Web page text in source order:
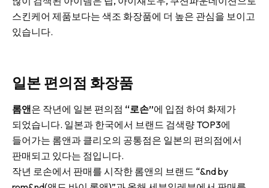
스킨케어 제품보다는 색조 화장품에 더 높은 관심을 보이고
있습니다.
일본 편의점 화장품
롬앤은 작년에 일본 편의점 “로손”에 입점 하여 화제가
되었습니다. 일본과 한국에서 브랜드 검색량 TOP3에
들어가는 롬앤과 클리오의 공통점은 일본의 편의점에서
판매되고 있다는 점입니다.
작년 로손에서 판매를 시작한 롬앤의 브랜드 “&nd by